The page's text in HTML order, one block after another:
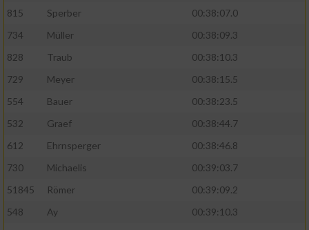
815
Sperber
00:38:07.0
734
Müller
00:38:09.3
828
Traub
00:38:10.3
729
Meyer
00:38:15.5
554
Bauer
00:38:23.5
532
Graef
00:38:44.7
612
Ehrnsperger
00:38:46.8
730
Michaelis
00:39:03.7
51845
Römer
00:39:09.2
548
Ay
00:39:10.3